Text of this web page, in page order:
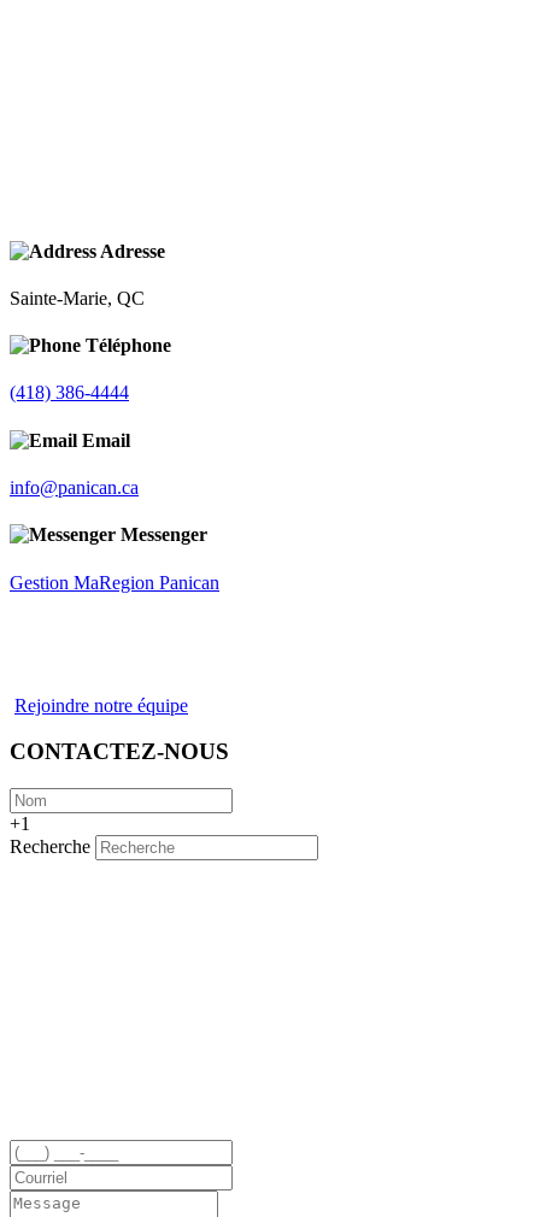
Adresse
Sainte-Marie, QC
Téléphone
(418) 386-4444
Email
info@panican.ca
Messenger
Gestion MaRegion Panican
Rejoindre notre équipe
CONTACTEZ-NOUS
+1
Recherche